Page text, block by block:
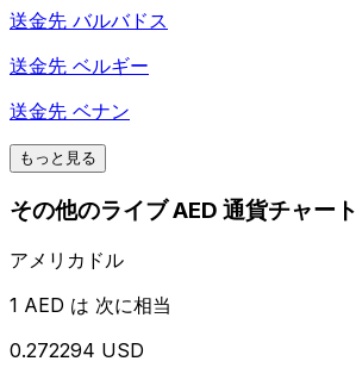
送金先 バルバドス
送金先 ベルギー
送金先 ベナン
もっと見る
その他のライブ AED 通貨チャート
アメリカドル
1 AED は 次に相当
0.272294 USD